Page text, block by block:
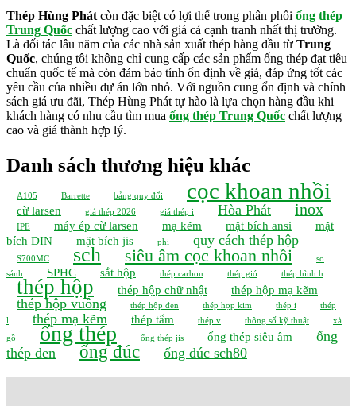
Thép Hùng Phát còn đặc biệt có lợi thế trong phân phối ống thép
Trung Quốc chất lượng cao với giá cả cạnh tranh nhất thị trường.
Là đối tác lâu năm của các nhà sản xuất thép hàng đầu từ Trung
Quốc, chúng tôi không chỉ cung cấp các sản phẩm ống thép đạt tiêu
chuẩn quốc tế mà còn đảm bảo tính ổn định về giá, đáp ứng tốt các
yêu cầu của nhiều dự án lớn nhỏ. Với nguồn cung ổn định và chính
sách giá ưu đãi, Thép Hùng Phát tự hào là lựa chọn hàng đầu khi
khách hàng có nhu cầu tìm mua ống thép Trung Quốc chất lượng
cao và giá thành hợp lý.
Danh sách thương hiệu khác
A105 Barrette bảng quy đổi cọc khoan nhồi
cừ larsen giá thép 2026 giá thép i Hòa Phát inox
IPE máy ép cừ larsen mạ kẽm mặt bích ansi
mặt
bích DIN
mặt bích jis phi quy cách thép hộp
S700MC sch siêu âm cọc khoan nhồi
so
sánh
SPHC sắt hộp thép carbon thép gió thép hình h
thép hộp thép hộp chữ nhật thép hộp mạ kẽm
thép hộp vuông thép hộp đen thép hợp kim thép i
thép
l
thép mạ kẽm thép tấm thép v thông số kỹ thuật
xà
gồ
ống thép ống thép jis ống thép siêu âm
ống
thép đen
ống đúc ống đúc sch80